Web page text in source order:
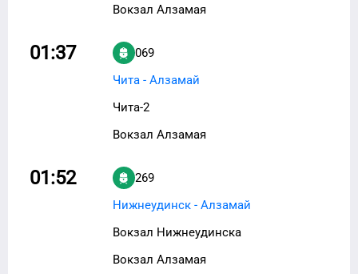
Вокзал Алзамая
01:37
069
Чита - Алзамай
Чита-2
Вокзал Алзамая
01:52
269
Нижнеудинск - Алзамай
Вокзал Нижнеудинска
Вокзал Алзамая